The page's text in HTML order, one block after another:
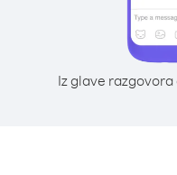
Iz glave